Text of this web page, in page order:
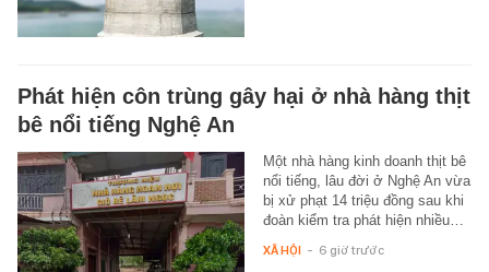
Phát hiện côn trùng gây hại ở nhà hàng thịt
bê nổi tiếng Nghệ An
Một nhà hàng kinh doanh thịt bê
nổi tiếng, lâu đời ở Nghệ An vừa
bị xử phạt 14 triệu đồng sau khi
đoàn kiểm tra phát hiện nhiều…
XÃ HỘI - 6 giờ trước